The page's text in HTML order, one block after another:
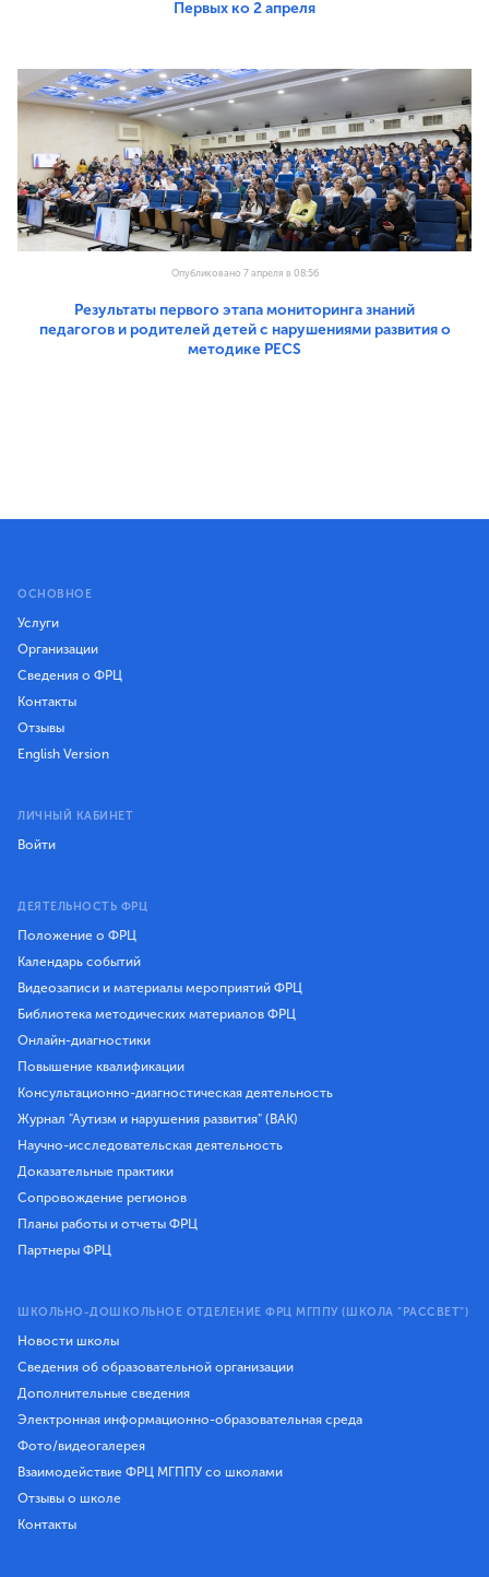
Первых ко 2 апреля
Опубликовано 7 апреля в 08:56
Результаты первого этапа мониторинга знаний
педагогов и родителей детей с нарушениями развития о
методике PECS
ОСНОВНОЕ
Услуги
Организации
Сведения о ФРЦ
Контакты
Отзывы
English Version
ЛИЧНЫЙ КАБИНЕТ
Войти
ДЕЯТЕЛЬНОСТЬ ФРЦ
Положение о ФРЦ
Календарь событий
Видеозаписи и материалы мероприятий ФРЦ
Библиотека методических материалов ФРЦ
Онлайн-диагностики
Повышение квалификации
Консультационно-диагностическая деятельность
Журнал "Аутизм и нарушения развития" (ВАК)
Научно-исследовательская деятельность
Доказательные практики
Сопровождение регионов
Планы работы и отчеты ФРЦ
Партнеры ФРЦ
ШКОЛЬНО-ДОШКОЛЬНОЕ ОТДЕЛЕНИЕ ФРЦ МГППУ (ШКОЛА "РАССВЕТ")
Новости школы
Сведения об образовательной организации
Дополнительные сведения
Электронная информационно-образовательная среда
Фото/видеогалерея
Взаимодействие ФРЦ МГППУ со школами
Отзывы о школе
Контакты